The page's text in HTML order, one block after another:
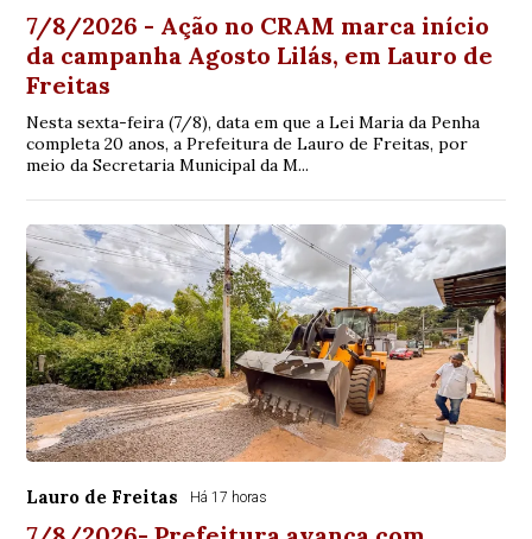
7/8/2026 - Ação no CRAM marca início
da campanha Agosto Lilás, em Lauro de
Freitas
Nesta sexta-feira (7/8), data em que a Lei Maria da Penha
completa 20 anos, a Prefeitura de Lauro de Freitas, por
meio da Secretaria Municipal da M...
Lauro de Freitas Há 17 horas